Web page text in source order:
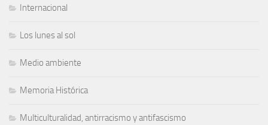
Internacional
Los lunes al sol
Medio ambiente
Memoria Histórica
Multiculturalidad, antirracismo y antifascismo